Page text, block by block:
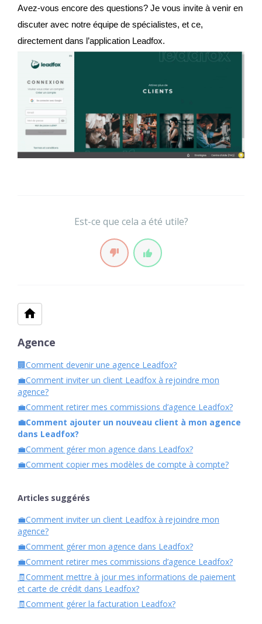
Avez-vous encore des questions? Je vous invite à venir en
discuter avec notre équipe de spécialistes, et ce,
directement dans l’application Leadfox.
Est-ce que cela a été utile?
Agence
🏢Comment devenir une agence Leadfox?
💼Comment inviter un client Leadfox à rejoindre mon
agence?
💼Comment retirer mes commissions d’agence Leadfox?
💼Comment ajouter un nouveau client à mon agence
dans Leadfox?
💼Comment gérer mon agence dans Leadfox?
💼Comment copier mes modèles de compte à compte?
Articles suggérés
💼Comment inviter un client Leadfox à rejoindre mon
agence?
💼Comment gérer mon agence dans Leadfox?
💼Comment retirer mes commissions d’agence Leadfox?
🧾Comment mettre à jour mes informations de paiement
et carte de crédit dans Leadfox?
🧾Comment gérer la facturation Leadfox?